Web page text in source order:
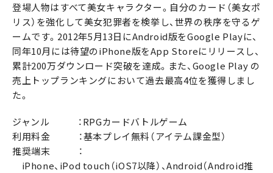
登場人物はすべて美女キャラクター。自分のカード（美女ポ
リス）を強化して美女犯罪者を検挙し、世界の秩序を守るゲ
ームです。2012年5月13日にAndroid版をGoogle Playに、
同年10月には待望のiPhone版をApp Storeにリリースし、
累計200万ダウンロード突破を達成。また、Google Play の
売上トップランキングにおいて過去最高4位を獲得しまし
た。
ジャンル ：RPGカードバトルゲーム
利用料金 ：基本プレイ無料（アイテム課金型）
推奨端末 ：
iPhone、iPod touch（iOS7以降）、Android（Android推